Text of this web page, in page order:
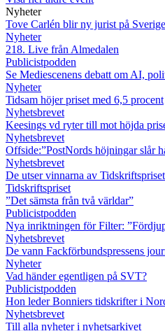
Nyheter
Tove Carlén blir ny jurist på
Nyheter
218. Live från Almedalen
Publicistpodden
Se Mediescenens debatt om AI,
Nyheter
Tidsam höjer priset med 6,5 procent
Nyhetsbrevet
Keesings vd ryter till mot höjda
Nyhetsbrevet
Offside:”PostNords höjningar slår
Nyhetsbrevet
De utser vinnarna av
Tidskriftspriset
”Det sämsta från två världar”
Publicistpodden
Nya inriktningen för Filter:
Nyhetsbrevet
De vann Fackförbundspressens
Nyheter
Vad händer egentligen på SVT?
Publicistpodden
Hon leder Bonniers tidskrifter i
Nyhetsbrevet
Till alla nyheter i nyhetsarkivet